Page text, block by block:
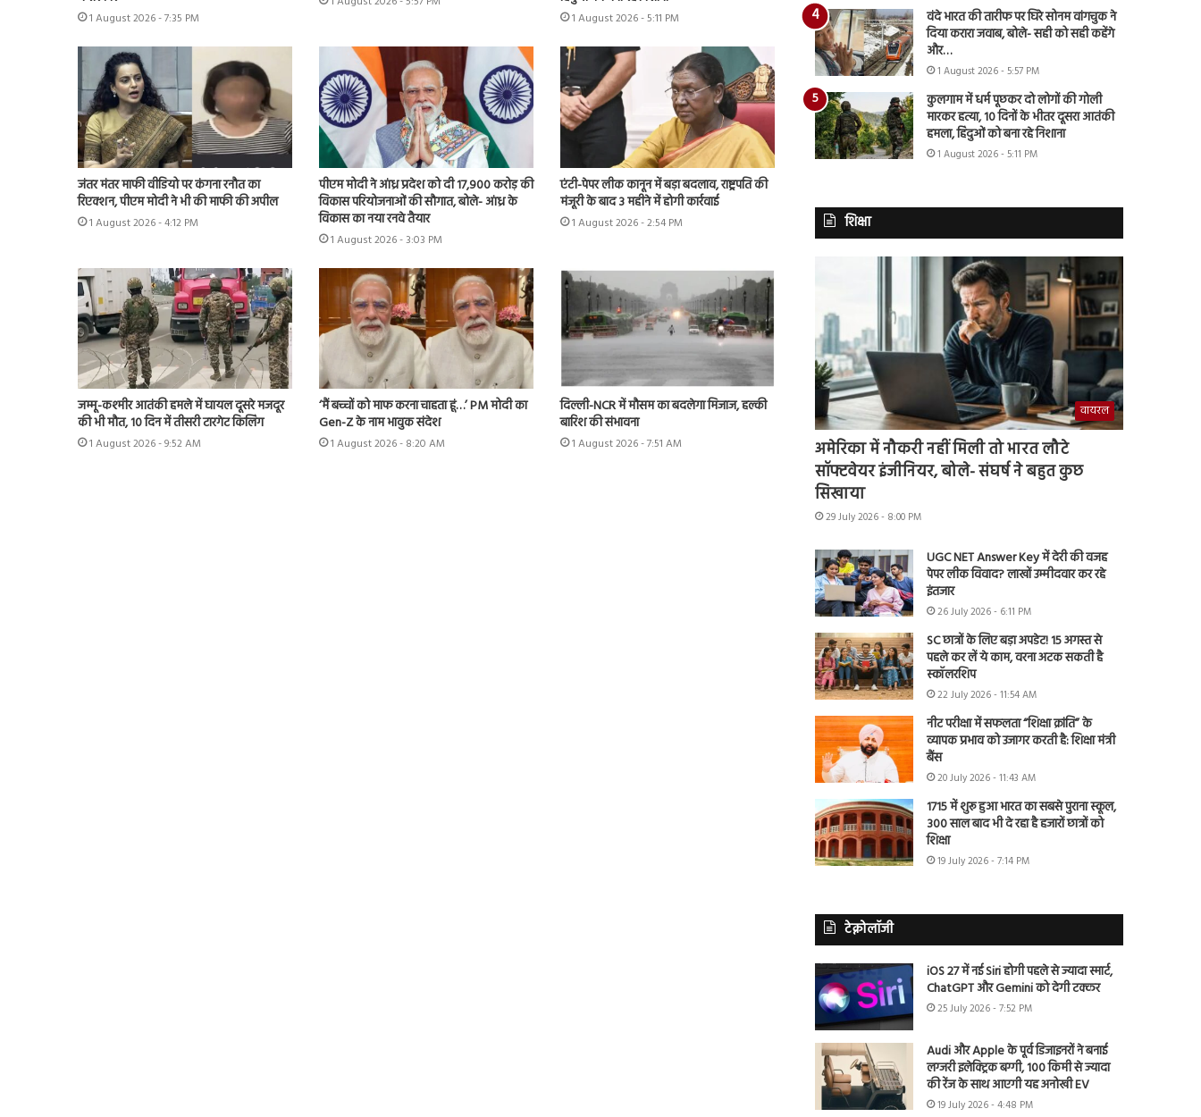
1 August 2026 - 7:35 PM 1 August 2026 - 5:11 PM
जंतर मंतर माफी वीडियो पर कंगना रनौत का
रिएक्शन, पीएम मोदी ने भी की माफी की अपील
1 August 2026 - 4:12 PM
पीएम मोदी ने आंध्र प्रदेश को दी 17,900 करोड़ की
विकास परियोजनाओं की सौगात, बोले- आंध्र के
विकास का नया रनवे तैयार
1 August 2026 - 3:03 PM
एंटी-पेपर लीक कानून में बड़ा बदलाव, राष्ट्रपति की
मंजूरी के बाद 3 महीने में होगी कार्रवाई
1 August 2026 - 2:54 PM
जम्मू-कश्मीर आतंकी हमले में घायल दूसरे मजदूर
की भी मौत, 10 दिन में तीसरी टारगेट किलिंग
1 August 2026 - 9:52 AM
‘मैं बच्चों को माफ करना चाहता हूं…’ PM मोदी का
Gen-Z के नाम भावुक संदेश
1 August 2026 - 8:20 AM
दिल्ली-NCR में मौसम का बदलेगा मिजाज, हल्की
बारिश की संभावना
1 August 2026 - 7:51 AM
वंदे भारत की तारीफ पर घिरे सोनम वांगचुक ने
दिया करारा जवाब, बोले- सही को सही कहेंगे
और…
1 August 2026 - 5:57 PM
कुलगाम में धर्म पूछकर दो लोगों की गोली
मारकर हत्या, 10 दिनों के भीतर दूसरा आतंकी
हमला, हिंदुओं को बना रहे निशाना
1 August 2026 - 5:11 PM
शिक्षा
वायरल
अमेरिका में नौकरी नहीं मिली तो भारत लौटे
सॉफ्टवेयर इंजीनियर, बोले- संघर्ष ने बहुत कुछ
सिखाया
29 July 2026 - 8:00 PM
UGC NET Answer Key में देरी की वजह
पेपर लीक विवाद? लाखों उम्मीदवार कर रहे
इंतजार
26 July 2026 - 6:11 PM
SC छात्रों के लिए बड़ा अपडेट! 15 अगस्त से
पहले कर लें ये काम, वरना अटक सकती है
स्कॉलरशिप
22 July 2026 - 11:54 AM
नीट परीक्षा में सफलता “शिक्षा क्रांति” के
व्यापक प्रभाव को उजागर करती है: शिक्षा मंत्री
बैंस
20 July 2026 - 11:43 AM
1715 में शुरू हुआ भारत का सबसे पुराना स्कूल,
300 साल बाद भी दे रहा है हजारों छात्रों को
शिक्षा
19 July 2026 - 7:14 PM
टेक्नोलॉजी
iOS 27 में नई Siri होगी पहले से ज्यादा स्मार्ट,
ChatGPT और Gemini को देगी टक्कर
25 July 2026 - 7:52 PM
Audi और Apple के पूर्व डिजाइनरों ने बनाई
लग्जरी इलेक्ट्रिक बग्गी, 100 किमी से ज्यादा
की रेंज के साथ आएगी यह अनोखी EV
19 July 2026 - 4:48 PM